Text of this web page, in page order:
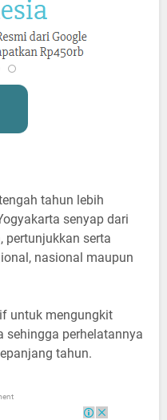
tahun lebih
senyap dari
pertunjukkan serta
nasional maupun
untuk mengungkit
sehingga perhelatannya
tahun.